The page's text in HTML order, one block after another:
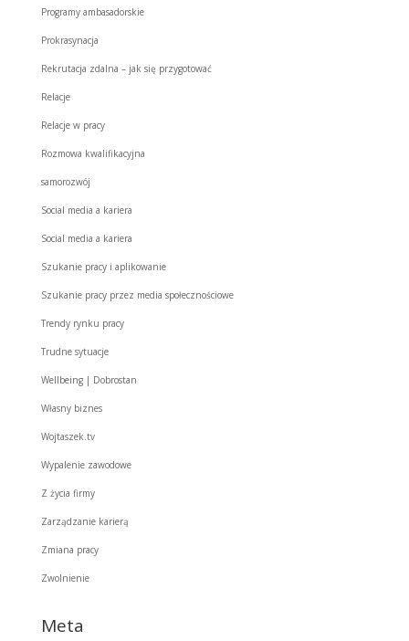
Programy ambasadorskie
Prokrasynacja
Rekrutacja zdalna – jak się przygotować
Relacje
Relacje w pracy
Rozmowa kwalifikacyjna
samorozwój
Social media a kariera
Social media a kariera
Szukanie pracy i aplikowanie
Szukanie pracy przez media społecznościowe
Trendy rynku pracy
Trudne sytuacje
Wellbeing | Dobrostan
Własny biznes
Wojtaszek.tv
Wypalenie zawodowe
Z życia firmy
Zarządzanie karierą
Zmiana pracy
Zwolnienie
Meta